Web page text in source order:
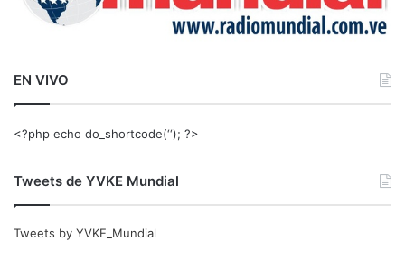
EN VIVO
<?php echo do_shortcode(‘‘); ?>
Tweets de YVKE Mundial
Tweets by YVKE_Mundial